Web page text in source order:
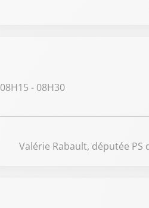
08H15 - 08H30
Valérie Rabault, députée